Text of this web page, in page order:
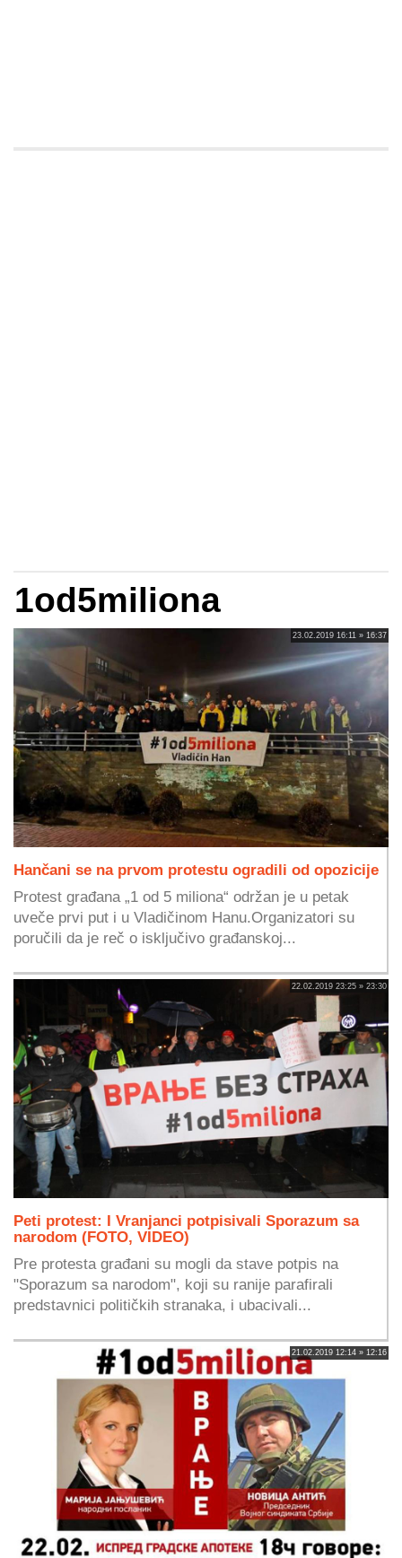
1od5miliona
23.02.2019 16:11 » 16:37
Hančani se na prvom protestu ogradili od opozicije
Protest građana „1 od 5 miliona“ održan je u petak
uveče prvi put i u Vladičinom Hanu.Organizatori su
poručili da je reč o isključivo građanskoj...
22.02.2019 23:25 » 23:30
Peti protest: I Vranjanci potpisivali Sporazum sa
narodom (FOTO, VIDEO)
Pre protesta građani su mogli da stave potpis na
"Sporazum sa narodom", koji su ranije parafirali
predstavnici političkih stranaka, i ubacivali...
21.02.2019 12:14 » 12:16